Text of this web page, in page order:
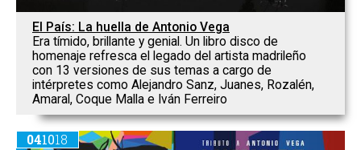
El País: La huella de Antonio Vega
Era tímido, brillante y genial. Un libro disco de
homenaje refresca el legado del artista madrileño
con 13 versiones de sus temas a cargo de
intérpretes como Alejandro Sanz, Juanes, Rozalén,
Amaral, Coque Malla e Iván Ferreiro
041018